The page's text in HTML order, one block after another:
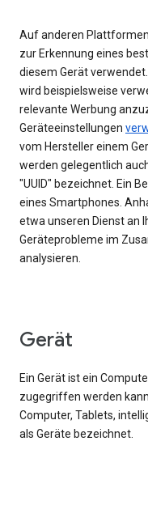
Auf anderen
zur Erkennung eines
diesem Gerät
wird beispielsweise
relevante Werbung
Geräteeinstellungen
vom Hersteller einem
werden gelegentlich
"UUID" bezeichnet. Ein
eines Smartphones.
etwa unseren Dienst an
Geräteprobleme im
analysieren.
Gerät
Ein Gerät ist ein
zugegriffen werden
Computer, Tablets,
als Geräte bezeichnet.